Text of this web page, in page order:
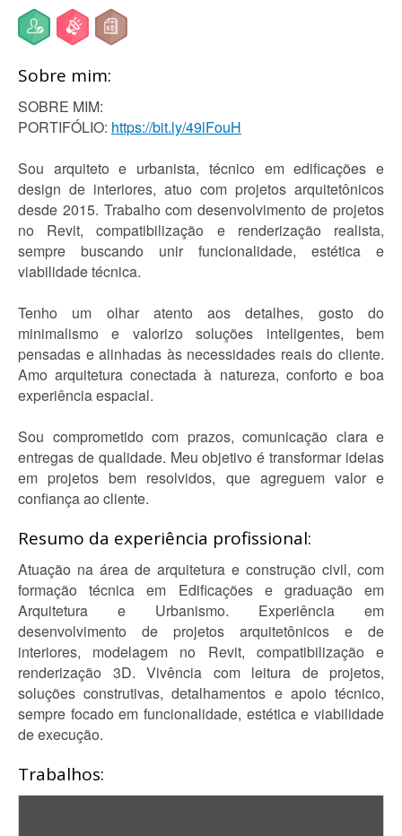
Sobre mim:
SOBRE MIM:
PORTIFÓLIO: https://bit.ly/49lFouH
Sou arquiteto e urbanista, técnico em edificações e
design de interiores, atuo com projetos arquitetônicos
desde 2015. Trabalho com desenvolvimento de projetos
no Revit, compatibilização e renderização realista,
sempre buscando unir funcionalidade, estética e
viabilidade técnica.
Tenho um olhar atento aos detalhes, gosto do
minimalismo e valorizo soluções inteligentes, bem
pensadas e alinhadas às necessidades reais do cliente.
Amo arquitetura conectada à natureza, conforto e boa
experiência espacial.
Sou comprometido com prazos, comunicação clara e
entregas de qualidade. Meu objetivo é transformar ideias
em projetos bem resolvidos, que agreguem valor e
confiança ao cliente.
Resumo da experiência profissional:
Atuação na área de arquitetura e construção civil, com
formação técnica em Edificações e graduação em
Arquitetura e Urbanismo. Experiência em
desenvolvimento de projetos arquitetônicos e de
interiores, modelagem no Revit, compatibilização e
renderização 3D. Vivência com leitura de projetos,
soluções construtivas, detalhamentos e apoio técnico,
sempre focado em funcionalidade, estética e viabilidade
de execução.
Trabalhos: